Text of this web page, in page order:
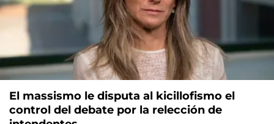
El massismo le disputa al kicillofismo el
control del debate por la relección de